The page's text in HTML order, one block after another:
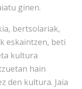
ginen.
bertsolariak,
eskaintzen, beti
kultura
hain
den kultura. Jaia